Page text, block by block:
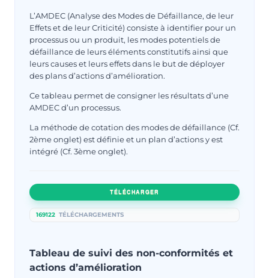
L’AMDEC (Analyse des Modes de Défaillance, de leur
Effets et de leur Criticité) consiste à identifier pour un
processus ou un produit, les modes potentiels de
défaillance de leurs éléments constitutifs ainsi que
leurs causes et leurs effets dans le but de déployer
des plans d’actions d’amélioration.
Ce tableau permet de consigner les résultats d’une
AMDEC d’un processus.
La méthode de cotation des modes de défaillance (Cf.
2ème onglet) est définie et un plan d’actions y est
intégré (Cf. 3ème onglet).
TÉLÉCHARGER
169122 TÉLÉCHARGEMENTS
Tableau de suivi des non-conformités et
actions d’amélioration